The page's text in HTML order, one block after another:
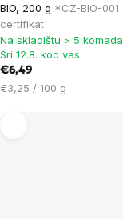
BIO, 200 g *CZ-BIO-001
certifikat
Na skladištu > 5 komada
Sri 12.8. kod vas
€6,49
Cijena
€3,25 / 100 g